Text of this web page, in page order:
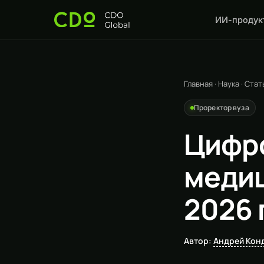
ИИ-
Главная · Наука ·
Проректор вуза
2026
Автор: Андрей